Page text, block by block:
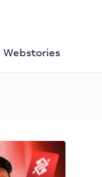
Webstories